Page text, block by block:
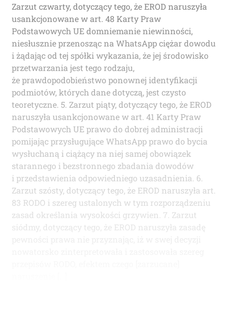
Zarzut czwarty, dotyczący tego, że EROD naruszyła
usankcjonowane w art. 48 Karty Praw
Podstawowych UE domniemanie niewinności,
niesłusznie przenosząc na WhatsApp ciężar dowodu
i żądając od tej spółki wykazania, że jej środowisko
przetwarzania jest tego rodzaju,
że prawdopodobieństwo ponownej identyfikacji
podmiotów, których dane dotyczą, jest czysto
teoretyczne. 5. Zarzut piąty, dotyczący tego, że EROD
naruszyła usankcjonowane w art. 41 Karty Praw
Podstawowych UE prawo do dobrej administracji
pomijając przysługujące WhatsApp prawo do bycia
wysłuchaną i ciążący na niej samej obowiązek
starannego i bezstronnego zbadania dowodów
i przedstawienia odpowiedniego uzasadnienia. 6.
Zarzut szósty, dotyczący tego, że EROD naruszyła art.
83 RODO i szereg ustalonych w tym rozporządzeniu
zasad określania wysokości grzywien. 7. Zarzut
siódmy, dotyczący tego, że EROD naruszyła zasadę